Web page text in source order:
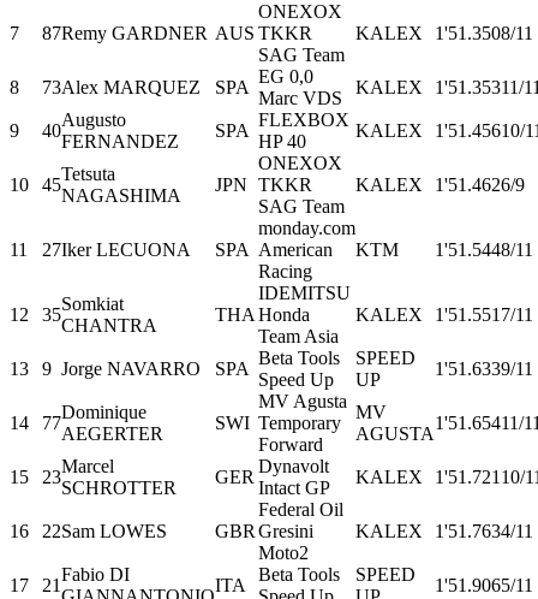
7 87Remy GARDNER AUS
ONEXOX
TKKR
SAG Team
KALEX 1'51.3508/11
8 73Alex MARQUEZ SPA
EG 0,0
Marc VDS
KALEX 1'51.35311/
9 40
Augusto
FERNANDEZ
SPA
FLEXBOX
HP 40
KALEX 1'51.45610/
10 45
Tetsuta
NAGASHIMA
JPN
ONEXOX
TKKR
SAG Team
KALEX 1'51.4626/9
11 27Iker LECUONA SPA
monday.com
American
Racing
KTM 1'51.5448/11
12 35
Somkiat
CHANTRA
THA
IDEMITSU
Honda
Team Asia
KALEX 1'51.551 7/11
13 9 Jorge NAVARRO SPA
Beta Tools
Speed Up
SPEED
UP
1'51.6339/11
14 77
Dominique
AEGERTER
SWI
MV Agusta
Temporary
Forward
MV
AGUSTA
1'51.65411/
15 23
Marcel
SCHROTTER
GER
Dynavolt
Intact GP
KALEX 1'51.721 10/
16 22Sam LOWES GBR
Federal Oil
Gresini
Moto2
KALEX 1'51.7634/11
17 21
Fabio DI
ITA
Beta Tools
SPEED
1'51.9065/11